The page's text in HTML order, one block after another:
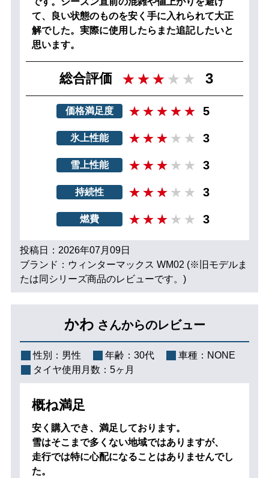
て、良い状態のものを安く手に入れられて大正
解でした。実際に使用したらまた追記したいと
思います。
総合評価 3
価格満足度 5
氷上性能 3
雪上性能 3
持続性 3
燃費 3
投稿日：2026年07月09日
ブランド：ウィンターマックス WM02 (※旧モデルま
たは同シリーズ商品のレビューです。)
かわ さんからのレビュー
性別： 男性 年齢： 30代 車種： NONE
タイヤ使用月数： 5ヶ月
概ね満足
安く購入でき、満足しております。
雪はそこまで多くない地域ではありますが、
走行では特に心配になることはありませんでし
た。